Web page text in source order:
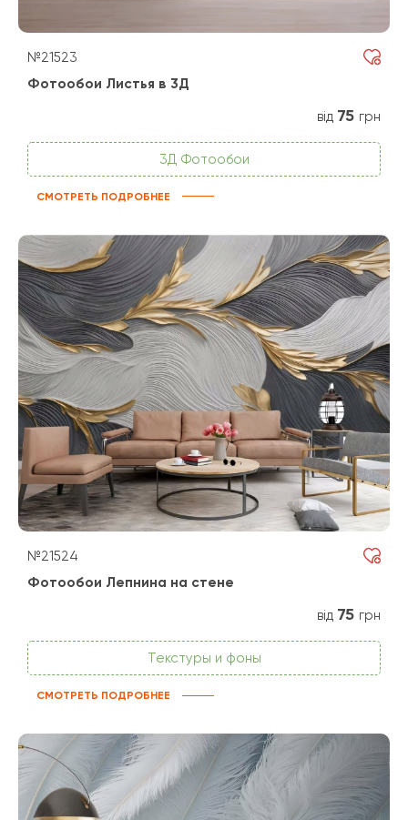
№21523
Фотообои Листья в 3Д
від 75 грн
3Д Фотообои
СМОТРЕТЬ ПОДРОБНЕЕ
№21524
Фотообои Лепнина на стене
від 75 грн
Текстуры и фоны
СМОТРЕТЬ ПОДРОБНЕЕ